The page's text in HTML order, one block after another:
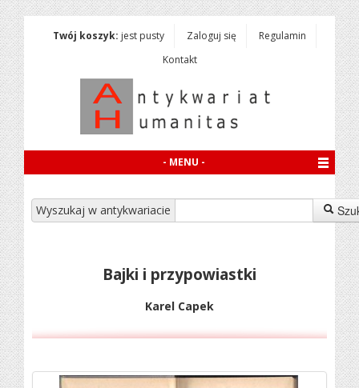
Twój koszyk: jest pusty Zaloguj się
Regulamin
Kontakt
- MENU -
Wyszukaj w antykwariacie
Bajki i przypowiastki
Karel Capek